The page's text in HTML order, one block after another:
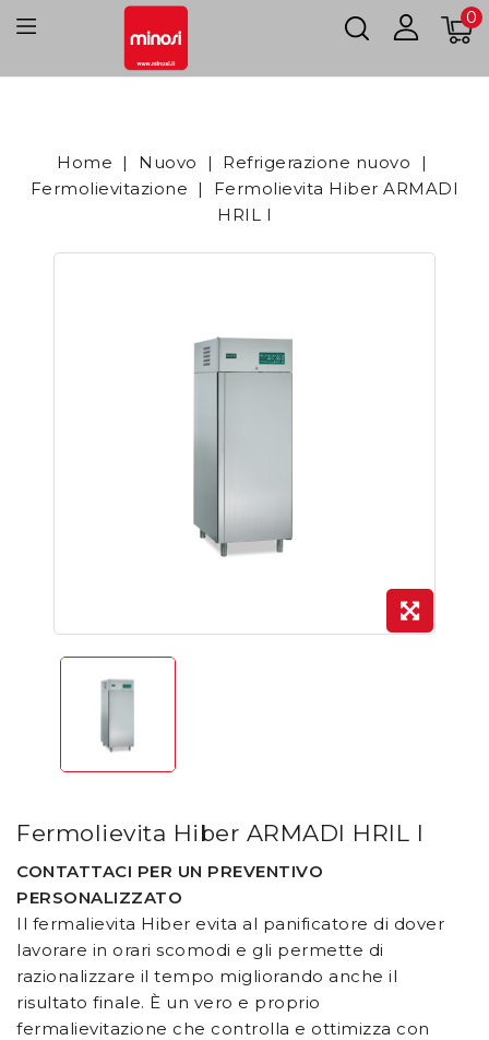
0
Home Nuovo
Refrigerazione nuovo
Fermolievitazione
Fermolievita Hiber ARMADI
HRIL I
Fermolievita Hiber ARMADI HRIL I
CONTATTACI PER UN PREVENTIVO
PERSONALIZZATO
Il fermalievita Hiber evita al panificatore di dover
lavorare in orari scomodi e gli permette di
razionalizzare il tempo migliorando anche il
risultato finale. È un vero e proprio
fermalievitazione che controlla e ottimizza con